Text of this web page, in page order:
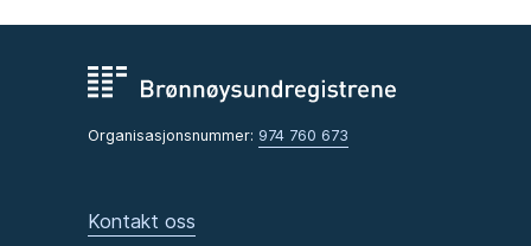
Organisasjonsnummer: 974 760 673
Kontakt oss